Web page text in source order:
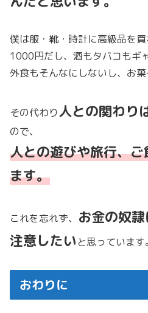
僕は服・靴・時計に高級品を
1000円だし、酒もタバコもギ
外食もそんなにしないし、お菓
その代わり人との関わり
ので、
人との遊びや旅行、
ます。
これを忘れず、 お金の奴
注意したいと思っています。
おわりに